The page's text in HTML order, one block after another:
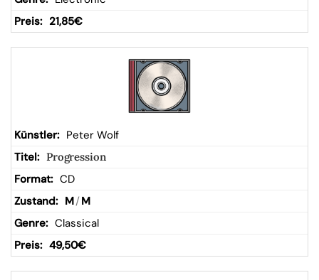
21,85€
Peter Wolf
Progression
CD
M/ M
Classical
49,50€